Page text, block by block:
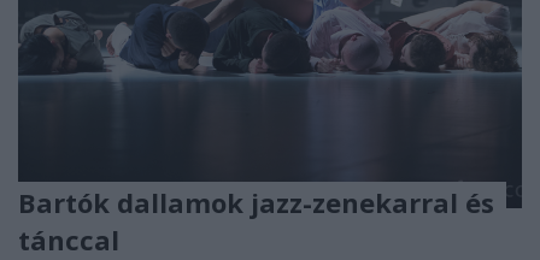
Bartók dallamok jazz-zenekarral és
tánccal